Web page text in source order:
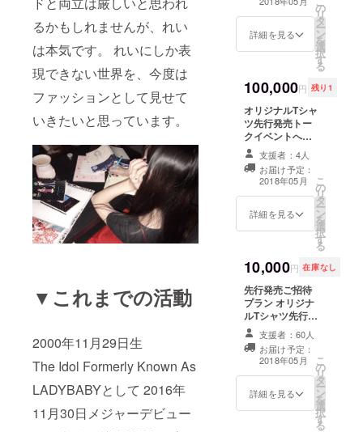
るかもしれませんが、れい
は本気です。 れいにしか表
現できない世界を、今度は
ファッションとして見せて
いきたいと思っています。
▼これまでの活動
2000年11月29日生
The Idol Formerly Known As
LADYBABYとして 2016年
11月30日メジャーデビュー
ズの方をクリッ
クお願いいたし
ます。 ※購入前
に上記数字の確
認をお願いいた
ツですが長袖の
ロングTシャツを
予定していま
す。 サイズは
76、身幅55
XLサイズ:着丈
78、身幅60 の2
サイズとなりま
す。 ボディは現
在検討中になり
ますが、誤差出
ても数センチと
なります。 リ
ターン内にサイ
ズを選べる項目
がありますの
で、希望のサイ
クお願いいたし
ます。 ※購入前
に上記数字の確
認をお願いいた
します
宛名入サイン
付)1枚発送 今回
販売するTシャツ
した原画(複製/コ
ピー)1枚に直筆
サインを付けて
発送 リターン限
定Tシャツを1枚
発送 ・Tシャツ
のサイズ等につ
いて 今回制作予
定のオリジナル
ブランドTシャツ
ングTシャツを予
定しています。
幅55 XLサイ
ズ:着丈78、身幅
60 の2サイズと
なります。 ボ
ディは現在検討
中になります
が、誤差出ても
数センチとなり
ます。 リターン
べる項目があり
ますので、希望
詳細を見る
の
リ
タ
ー
ン
を
選
択
す
る
100,000円 残り1
オリジナルTシャ
ツ先行発売トー
クイベントへご
招待 オリジナル
Tシャツ1枚を先
行発売イベント
時に1枚手渡し
先行発売イベン
ト2チェキ券1枚
プレゼント(当日
付) 直筆デザイン
ラフ原画1枚お渡
し ブランド第二
弾候補のデザイ
ンラフ画(コ
ピー)直筆サイン
付で1枚発送しま
す リターン限定
カラー違いTシャ
ツ1枚発送 ・T
等について 今回
制作予定のオリ
ジナルブランドT
支援者：4人
お届け予定：
2018年05月
詳細を見る
こ
の
リ
タ
ー
ン
を
選
択
す
る
10,000円 在庫なし
先行発売ご招待
プラン オリジナ
ルTシャツ先行発
売トークイベン
トへご招待 オリ
ジナルTシャツ1
枚を先行発売イ
ベント時に1枚手
渡し 先行発売イ
ベント2チェキ券
支援者：60人
お届け予定：
2018年05月
詳細を見る
こ
の
リ
タ
ー
ン
を
選
択
す
る